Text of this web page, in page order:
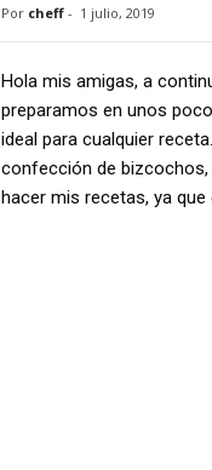
Por cheff- 1 julio, 2019
Hola mis amigas, a
preparamos en unos
ideal para cualquier
confección de bizcochos,
hacer mis recetas, ya